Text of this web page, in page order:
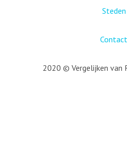
Steden
Contact
2020 © Vergelijken van